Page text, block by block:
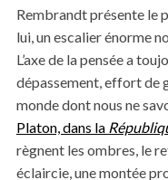
Rembrandt présente le
lui, un escalier énorme
L’axe de la pensée a
dépassement, effort de
monde dont nous ne
Platon, dans la
règnent les ombres, le
éclaircie, une montée